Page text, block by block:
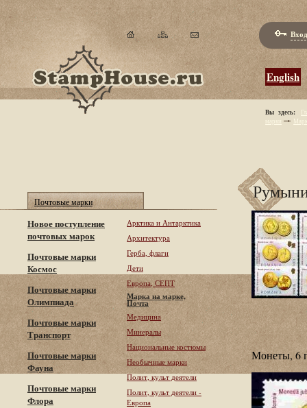
English
Вы здесь:
марки
Почтовые марки
Новое поступление
почтовых марок
Почтовые марки
Космос
Почтовые марки
Олимпиада
Почтовые марки
Транспорт
Почтовые марки
Фауна
Почтовые марки
Флора
Арктика и Антарктика
Архитектура
Герба, флаги
Дети
Европа, СЕПТ
Марка на марке,
Почта
Медицина
Минералы
Национальные костюмы
Необычные марки
Полит, культ деятели
Полит, культ деятели -
Европа
Монеты, 6